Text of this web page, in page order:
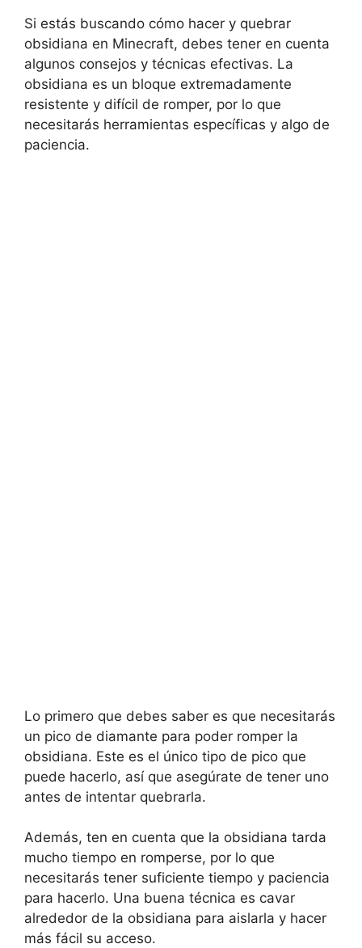
Si estás buscando cómo hacer y quebrar
obsidiana en Minecraft, debes tener en cuenta
algunos consejos y técnicas efectivas. La
obsidiana es un bloque extremadamente
resistente y difícil de romper, por lo que
necesitarás herramientas específicas y algo de
paciencia.
Lo primero que debes saber es que necesitarás
un pico de diamante para poder romper la
obsidiana. Este es el único tipo de pico que
puede hacerlo, así que asegúrate de tener uno
antes de intentar quebrarla.
Además, ten en cuenta que la obsidiana tarda
mucho tiempo en romperse, por lo que
necesitarás tener suficiente tiempo y paciencia
para hacerlo. Una buena técnica es cavar
alrededor de la obsidiana para aislarla y hacer
más fácil su acceso.